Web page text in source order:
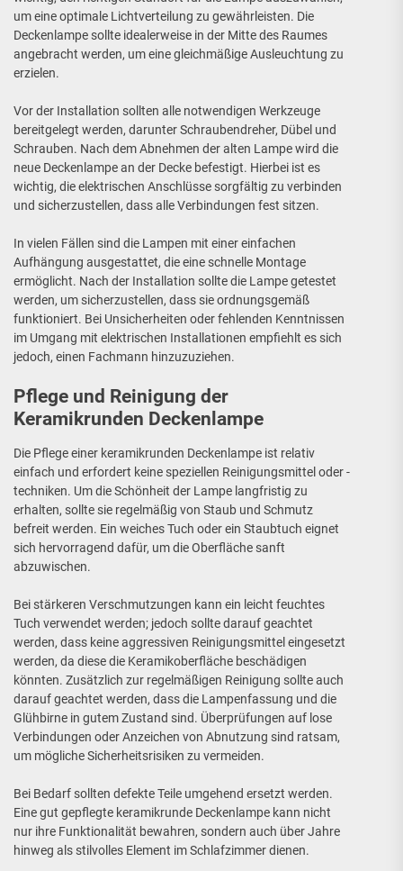
um eine optimale Lichtverteilung zu gewährleisten. Die
Deckenlampe sollte idealerweise in der Mitte des Raumes
angebracht werden, um eine gleichmäßige Ausleuchtung zu
erzielen.
Vor der Installation sollten alle notwendigen Werkzeuge
bereitgelegt werden, darunter Schraubendreher, Dübel und
Schrauben. Nach dem Abnehmen der alten Lampe wird die
neue Deckenlampe an der Decke befestigt. Hierbei ist es
wichtig, die elektrischen Anschlüsse sorgfältig zu verbinden
und sicherzustellen, dass alle Verbindungen fest sitzen.
In vielen Fällen sind die Lampen mit einer einfachen
Aufhängung ausgestattet, die eine schnelle Montage
ermöglicht. Nach der Installation sollte die Lampe getestet
werden, um sicherzustellen, dass sie ordnungsgemäß
funktioniert. Bei Unsicherheiten oder fehlenden Kenntnissen
im Umgang mit elektrischen Installationen empfiehlt es sich
jedoch, einen Fachmann hinzuzuziehen.
Pflege und Reinigung der
Keramikrunden Deckenlampe
Die Pflege einer keramikrunden Deckenlampe ist relativ
einfach und erfordert keine speziellen Reinigungsmittel oder -
techniken. Um die Schönheit der Lampe langfristig zu
erhalten, sollte sie regelmäßig von Staub und Schmutz
befreit werden. Ein weiches Tuch oder ein Staubtuch eignet
sich hervorragend dafür, um die Oberfläche sanft
abzuwischen.
Bei stärkeren Verschmutzungen kann ein leicht feuchtes
Tuch verwendet werden; jedoch sollte darauf geachtet
werden, dass keine aggressiven Reinigungsmittel eingesetzt
werden, da diese die Keramikoberfläche beschädigen
könnten. Zusätzlich zur regelmäßigen Reinigung sollte auch
darauf geachtet werden, dass die Lampenfassung und die
Glühbirne in gutem Zustand sind. Überprüfungen auf lose
Verbindungen oder Anzeichen von Abnutzung sind ratsam,
um mögliche Sicherheitsrisiken zu vermeiden.
Bei Bedarf sollten defekte Teile umgehend ersetzt werden.
Eine gut gepflegte keramikrunde Deckenlampe kann nicht
nur ihre Funktionalität bewahren, sondern auch über Jahre
hinweg als stilvolles Element im Schlafzimmer dienen.